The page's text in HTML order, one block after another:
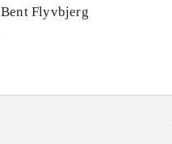
videnskab
Bent Flyvbjerg